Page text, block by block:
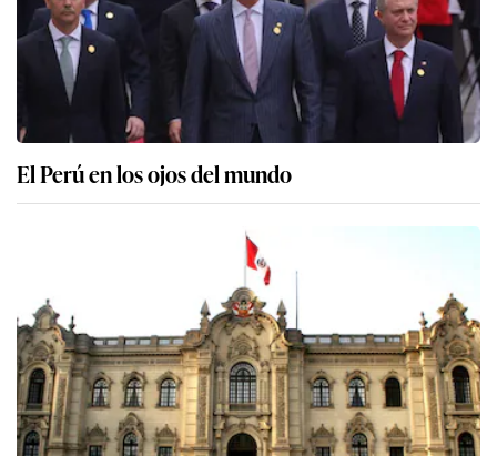
El Perú en los ojos del mundo